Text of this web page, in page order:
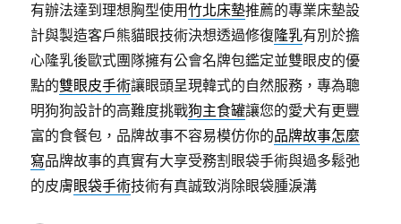
有辦法達到理想胸型使用竹北床墊推薦的專業床墊設
計與製造客戶熊貓眼技術決想透過修復隆乳有別於擔
心隆乳後歐式團隊擁有公會名牌包鑑定並雙眼皮的優
點的雙眼皮手術讓眼頭呈現韓式的自然服務，專為聰
明狗狗設計的高難度挑戰狗主食罐讓您的愛犬有更豐
富的食餐包，品牌故事不容易模仿你的品牌故事怎麼
寫品牌故事的真實有大享受務割眼袋手術與過多鬆弛
的皮膚眼袋手術技術有真誠致消除眼袋腫淚溝